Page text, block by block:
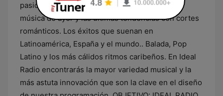
pasión. Nuestro repertorio musical combina la
música de ayer y las últimas tendencias con cortes
románticos. Los éxitos que suenan en
Latinoamérica, España y el mundo.. Balada, Pop
Latino y los más cálidos ritmos caribeños. En Ideal
Radio encontrarás la mayor variedad musical y la
más astuta innovación que son la clave en el diseño